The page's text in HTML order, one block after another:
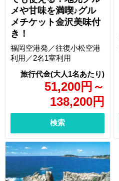
メや甘味を満喫♪グル
メチケット金沢美味付
き！
51,200円 ～
138,200円
福岡空港発／往復小松空港
利用／2名1室利用
検索